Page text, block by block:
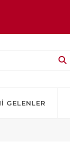
GELENLER